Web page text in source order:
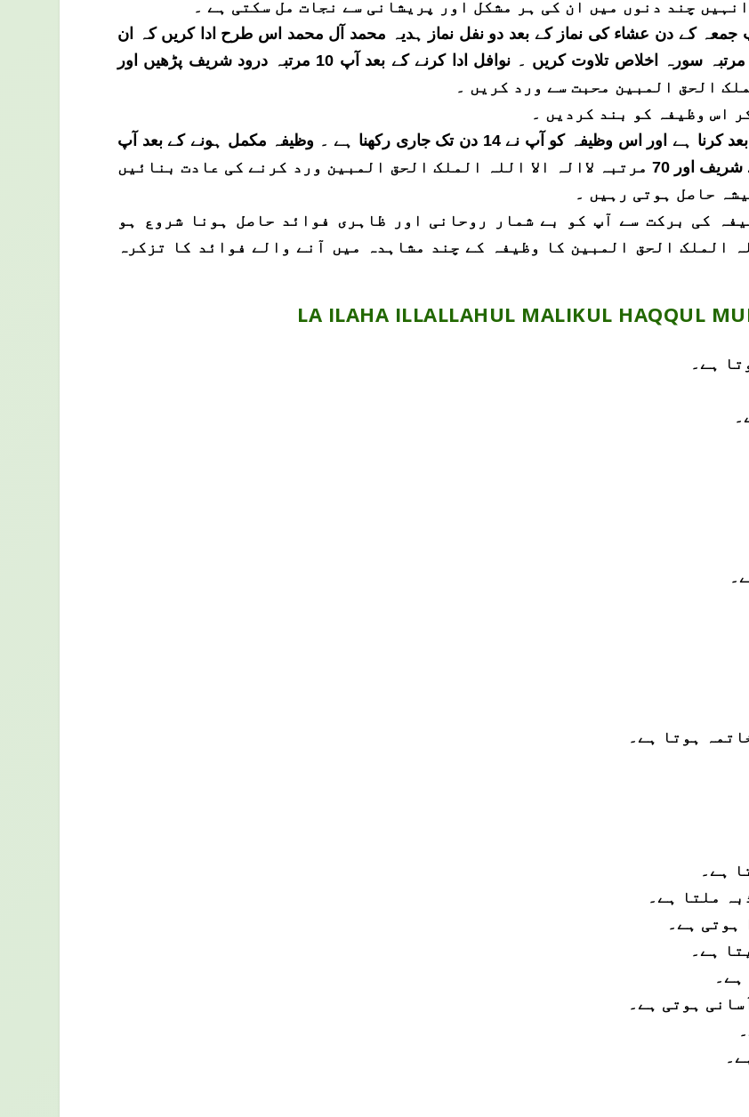
چند دنوں میں ان کی ہر مشکل اور پریشانی سے نجات مل سکتی ہے ۔
آپ جمعہ کے دن عشاء کی نماز کے بعد دو نفل نماز ہدیہ محمد آل محمد اس طرح ادا کریں کہ ان
دونوں نوافل میں آپ الحمد شریف کے بعد 14-14 مرتبہ سورہ اخلاص تلاوت کریں ۔ نوافل ادا کرنے کے بعد آپ 10 مرتبہ درود شریف پڑھیں اور
آپ نے بیان کیا گیا وظیفہ صرف عشاء کی نماز کے بعد کرنا ہے اور اس وظیفہ کو آپ نے 14 دن تک جاری رکھنا ہے ۔ وظیفہ مکمل ہونے کے بعد آپ
روزانہ فجر یا عشاء کی نماز کے بعد 10 مرتبہ درود شریف اور 70 مرتبہ لاالہ الا اللہ الملک الحق المبین ورد کرنے کی عادت بنائیں
حاصل ہوتی رہیں ۔
کی برکت سے آپ کو بے شمار روحانی اور ظاہری فوائد حاصل ہونا شروع ہو
الملک الحق المبین کا وظیفہ کے چند مشاہدہ میں آنے والے فوائد کا تزکرہ
LA ILAHA ILLALLAHUL MALIKUL HAQQUL
ہے۔
ہوتا ہے۔
ہے۔
ملتا ہے۔
ہوتی ہے۔
ہے۔
ہوتی ہے۔